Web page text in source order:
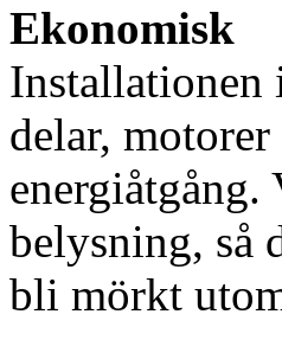
Ekonomisk
Installationen
delar,
belysning, så
bli mörkt